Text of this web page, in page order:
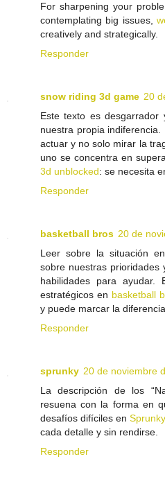
For sharpening your
contemplating big issues,
creatively and strategically.
Responder
snow riding 3d game 20
Este texto es desgarrador
nuestra propia
actuar y no solo mirar la
uno se concentra en
3d unblocked: se necesita
Responder
basketball bros 20 de
Leer sobre la situación
sobre nuestras prioridades
habilidades para ayudar.
estratégicos en basketball
y puede marcar la
Responder
sprunky 20 de noviembre
La descripción de los
resuena con la forma en
desafíos difíciles en Sprunky
cada detalle y sin rendirse.
Responder